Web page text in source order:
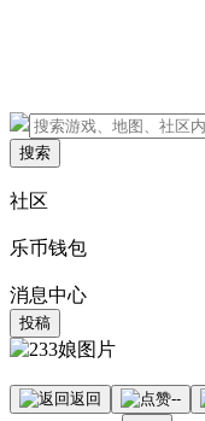
搜索
社区
乐币钱包
消息中心
投稿
返回 --